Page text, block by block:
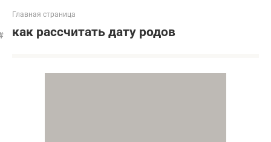
Главная страница
как рассчитать дату родов